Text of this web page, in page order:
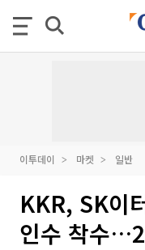
이투데이 마켓 일반
KKR, SK이
인수 착수